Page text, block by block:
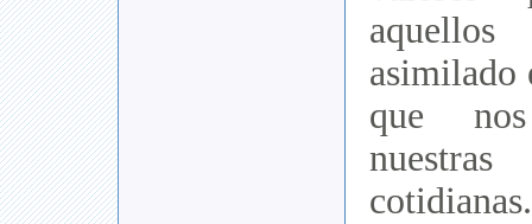
asimilado
que
cotidianas.